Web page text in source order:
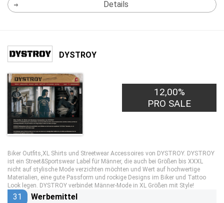
Details
DYSTROY
12,00%
PRO SALE
Biker Outfits,XL Shirts und Streetwear Accessoires von DYSTROY. DYSTROY
ist ein Street&Sportswear Label für Männer, die auch bei Größen bis XXXL
nicht auf stylische Mode verzichten möchten und Wert auf hochwertige
Materialien, eine gute Passform und rockige Designs im Biker und Tattoo
Look legen. DYSTROY verbindet Männer-Mode in XL Größen mit Style!
31 Werbemittel